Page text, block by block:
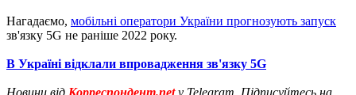
Нагадаємо, мобільні оператори України прогнозують запуск
зв'язку 5G не раніше 2022 року.
В Україні відклали впровадження зв'язку 5G
Новини від Корреспондент.netу Telegram. Підписуйтесь на